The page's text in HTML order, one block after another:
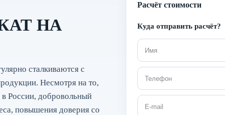
НА
сталкиваются с
Несмотря на то,
России, добровольный
повышения доверия со
Расчёт стоимости
Куда отправить расчёт?